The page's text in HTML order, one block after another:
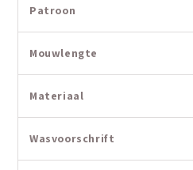
Patroon
Mouwlengte
Materiaal
Wasvoorschrift